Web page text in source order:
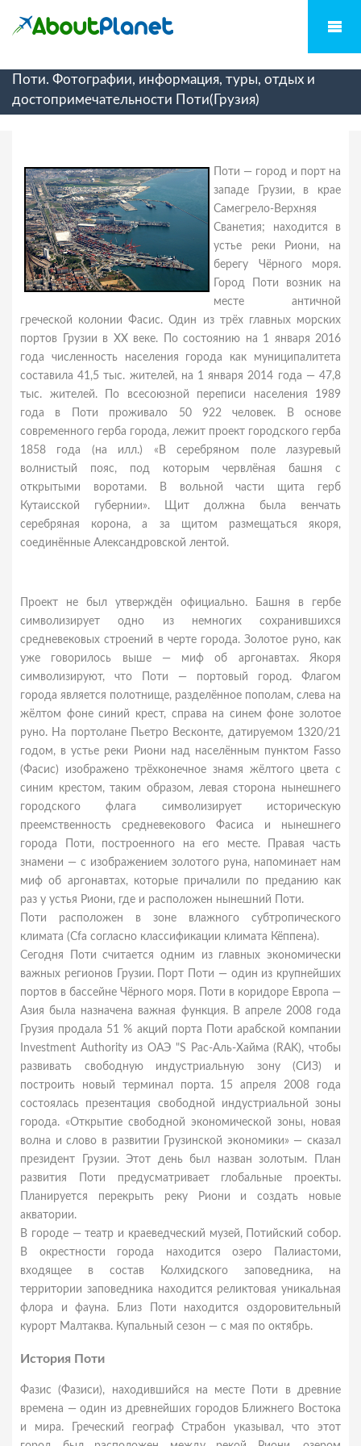
Поти. Фотографии, информация, туры, отдых и
достопримечательности Поти(Грузия)
Поти — город и порт на
западе Грузии, в крае
Самегрело-Верхняя
Сванетия; находится в
устье реки Риони, на
берегу Чёрного моря.
Город Поти возник на
месте античной
греческой колонии Фасис. Один из трёх главных морских
портов Грузии в XX веке. По состоянию на 1 января 2016
года численность населения города как муниципалитета
составила 41,5 тыс. жителей, на 1 января 2014 года — 47,8
тыс. жителей. По всесоюзной переписи населения 1989
года в Поти проживало 50 922 человек. В основе
современного герба города, лежит проект городского герба
1858 года (на илл.) «В серебряном поле лазуревый
волнистый пояс, под которым червлёная башня с
открытыми воротами. В вольной части щита герб
Кутаисской губернии». Щит должна была венчать
серебряная корона, а за щитом размещаться якоря,
соединённые Александровской лентой.
Проект не был утверждён официально. Башня в гербе
символизирует одно из немногих сохранившихся
средневековых строений в черте города. Золотое руно, как
уже говорилось выше — миф об аргонавтах. Якоря
символизируют, что Поти — портовый город. Флагом
города является полотнище, разделённое пополам, слева на
жёлтом фоне синий крест, справа на синем фоне золотое
руно. На портолане Пьетро Весконте, датируемом 1320/21
годом, в устье реки Риони над населённым пунктом Fasso
(Фасис) изображено трёхконечное знамя жёлтого цвета с
синим крестом, таким образом, левая сторона нынешнего
городского флага символизирует историческую
преемственность средневекового Фасиса и нынешнего
города Поти, построенного на его месте. Правая часть
знамени — с изображением золотого руна, напоминает нам
миф об аргонавтах, которые причалили по преданию как
раз у устья Риони, где и расположен нынешний Поти.
Поти расположен в зоне влажного субтропического
климата (Cfa согласно классификации климата Кёппена).
Сегодня Поти считается одним из главных экономически
важных регионов Грузии. Порт Поти — один из крупнейших
портов в бассейне Чёрного моря. Поти в коридоре Европа —
Азия была назначена важная функция. В апреле 2008 года
Грузия продала 51 % акций порта Поти арабской компании
Investment Authority из ОАЭ "S Рас-Аль-Хайма (RAK), чтобы
развивать свободную индустриальную зону (СИЗ) и
построить новый терминал порта. 15 апреля 2008 года
состоялась презентация свободной индустриальной зоны
города. «Открытие свободной экономической зоны, новая
волна и слово в развитии Грузинской экономики» — сказал
президент Грузии. Этот день был назван золотым. План
развития Поти предусматривает глобальные проекты.
Планируется перекрыть реку Риони и создать новые
акватории.
В городе — театр и краеведческий музей, Потийский собор.
В окрестности города находится озеро Палиастоми,
входящее в состав Колхидского заповедника, на
территории заповедника находится реликтовая уникальная
флора и фауна. Близ Поти находится оздоровительный
курорт Малтаква. Купальный сезон — с мая по октябрь.
История Поти
Фазис (Фазиси), находившийся на месте Поти в древние
времена — один из древнейших городов Ближнего Востока
и мира. Греческий географ Страбон указывал, что этот